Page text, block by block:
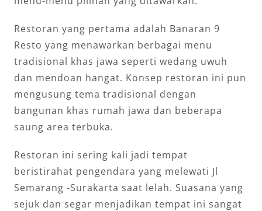
Restoran yang pertama adalah Banaran 9
Resto yang menawarkan berbagai menu
tradisional khas jawa seperti wedang uwuh
dan mendoan hangat. Konsep restoran ini pun
mengusung tema tradisional dengan
bangunan khas rumah jawa dan beberapa
saung area terbuka.
Restoran ini sering kali jadi tempat
beristirahat pengendara yang melewati Jl
Semarang -Surakarta saat lelah. Suasana yang
sejuk dan segar menjadikan tempat ini sangat